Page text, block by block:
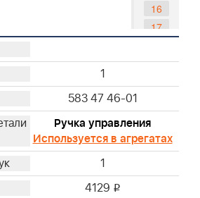
16
17
19
24
27
29
1
583 47 46-01
Ручка управления
Используется в агрегатах
1
4129 i